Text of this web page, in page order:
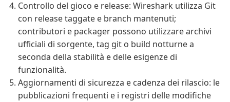
Controllo del gioco e release: Wireshark utilizza Git
con release taggate e branch mantenuti;
contributori e packager possono utilizzare archivi
ufficiali di sorgente, tag git o build notturne a
seconda della stabilità e delle esigenze di
funzionalità.
Aggiornamenti di sicurezza e cadenza dei rilascio: le
pubblicazioni frequenti e i registri delle modifiche